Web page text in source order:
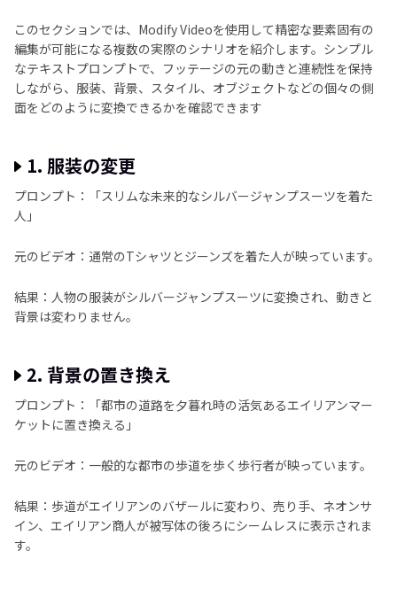
このセクションでは、Modify Videoを使用して精密な要素固有の
編集が可能になる複数の実際のシナリオを紹介します。シンプル
なテキストプロンプトで、フッテージの元の動きと連続性を保持
しながら、服装、背景、スタイル、オブジェクトなどの個々の側
面をどのように変換できるかを確認できます
1. 服装の変更
プロンプト：「スリムな未来的なシルバージャンプスーツを着た
人」
元のビデオ：通常のTシャツとジーンズを着た人が映っています。
結果：人物の服装がシルバージャンプスーツに変換され、動きと
背景は変わりません。
2. 背景の置き換え
プロンプト：「都市の道路を夕暮れ時の活気あるエイリアンマー
ケットに置き換える」
元のビデオ：一般的な都市の歩道を歩く歩行者が映っています。
結果：歩道がエイリアンのバザールに変わり、売り手、ネオンサ
イン、エイリアン商人が被写体の後ろにシームレスに表示されま
す。